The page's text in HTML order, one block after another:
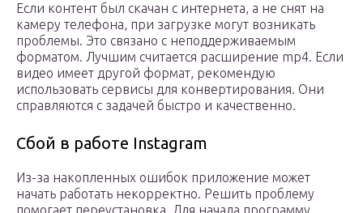
Если контент был скачан с интернета, а не снят на
камеру телефона, при загрузке могут возникать
проблемы. Это связано с неподдерживаемым
форматом. Лучшим считается расширение mp4. Если
видео имеет другой формат, рекомендую
использовать сервисы для конвертирования. Они
справляются с задачей быстро и качественно.
Сбой в работе Instagram
Из-за накопленных ошибок приложение может
начать работать некорректно. Решить проблему
помогает переустановка. Для начала программу